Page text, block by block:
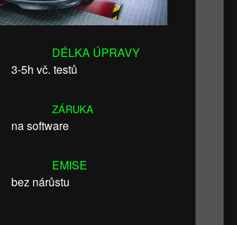
DÉLKA ÚPRAVY
3-5h vč. testů
ZÁRUKA
na software
EMISE
bez nárůstu